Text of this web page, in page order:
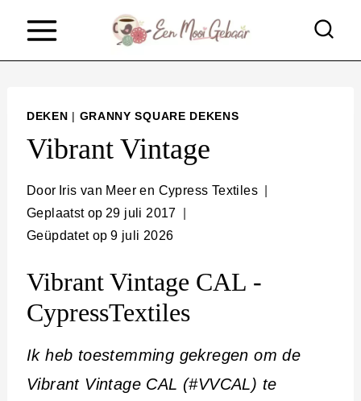
DEKEN | GRANNY SQUARE DEKENS
Vibrant Vintage
Door Iris van Meer en Cypress Textiles
Geplaatst op 29 juli 2017
Geüpdatet op 9 juli 2026
Vibrant Vintage CAL -
CypressTextiles
Ik heb toestemming gekregen om de
Vibrant Vintage CAL (#VVCAL) te